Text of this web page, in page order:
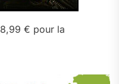
8,99 € pour la